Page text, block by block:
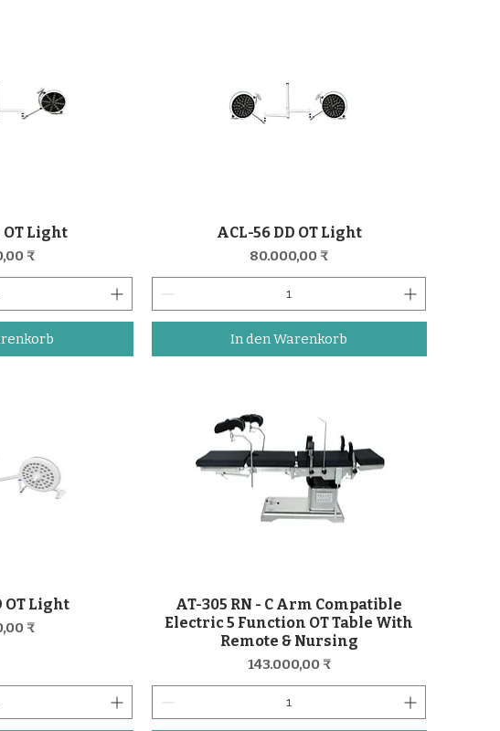
OT Light
₹
Schnellansicht
ACL-56 DD OT Light
Preis
80.000,00 ₹
In den Warenkorb
OT Light
₹
Schnellansicht
AT-305 RN - C Arm Compatible
Electric 5 Function OT Table With
Remote & Nursing
Preis
143.000,00 ₹